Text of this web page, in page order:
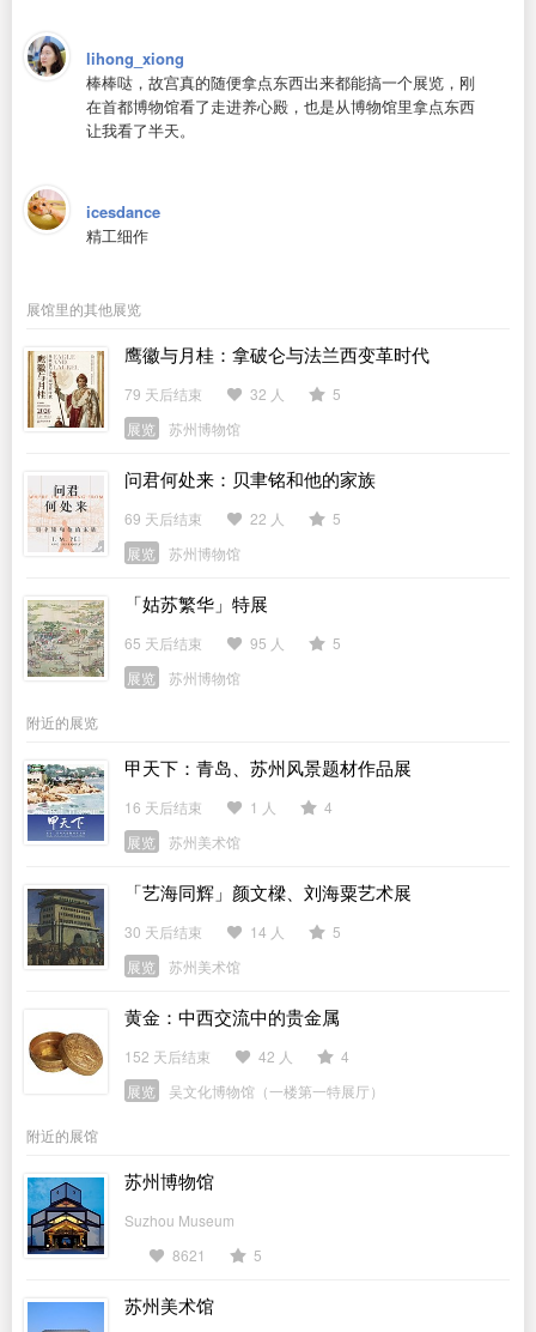
lihong_xiong
棒棒哒，故宫真的随便拿点东西出来都能搞一个展览，刚
在首都博物馆看了走进养心殿，也是从博物馆里拿点东西
让我看了半天。
icesdance
精工细作
展馆里的其他展览
鹰徽与月桂：拿破仑与法兰西变革时代
79 天后结束 32 人
5
展览
苏州博物馆
问君何处来：贝聿铭和他的家族
69 天后结束 22 人
5
展览
苏州博物馆
「姑苏繁华」特展
65 天后结束 95 人
5
展览
苏州博物馆
附近的展览
甲天下：青岛、苏州风景题材作品展
16 天后结束 1 人
4
展览
苏州美术馆
「艺海同辉」颜文樑、刘海粟艺术展
30 天后结束 14 人
5
展览
苏州美术馆
黄金：中西交流中的贵金属
152 天后结束 42 人
4
展览
吴文化博物馆（一楼第一特展厅）
附近的展馆
苏州博物馆
Suzhou Museum
8621
5
苏州美术馆